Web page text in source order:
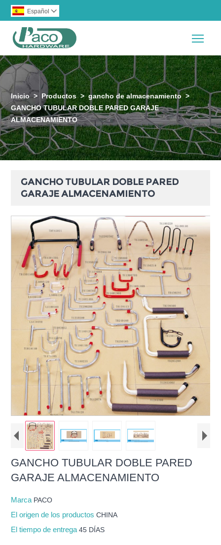
Español 
Inicio > Productos > gancho de almacenamiento >
GANCHO TUBULAR DOBLE PARED GARAJE
ALMACENAMIENTO
GANCHO TUBULAR DOBLE PARED
GARAJE ALMACENAMIENTO
GANCHO TUBULAR DOBLE PARED
GARAJE ALMACENAMIENTO
Marca PACO
El origen de los productosCHINA
El tiempo de entrega45 DÍAS